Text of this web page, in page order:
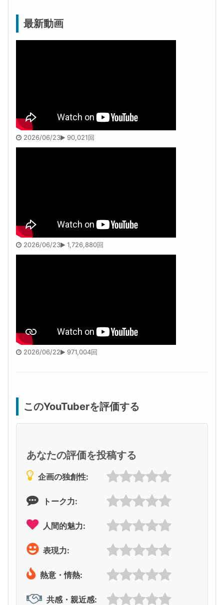
最新動画
2026/06/23 90,021回
2026/06/23 1,726,880回
2026/06/22 971,004回
このYouTuberを評価する
あなたの評価を投稿する
企画の独創性:
トーク力:
人間的魅力:
表現力:
熱意・情熱:
共感・親近感: